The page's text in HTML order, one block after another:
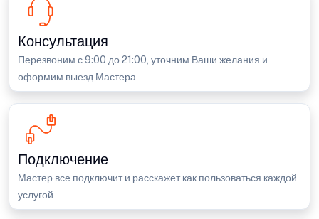
Консультация
Перезвоним с 9:00 до 21:00, уточним Ваши желания и
оформим выезд Мастера
Подключение
Мастер все подключит и расскажет как пользоваться каждой
услугой